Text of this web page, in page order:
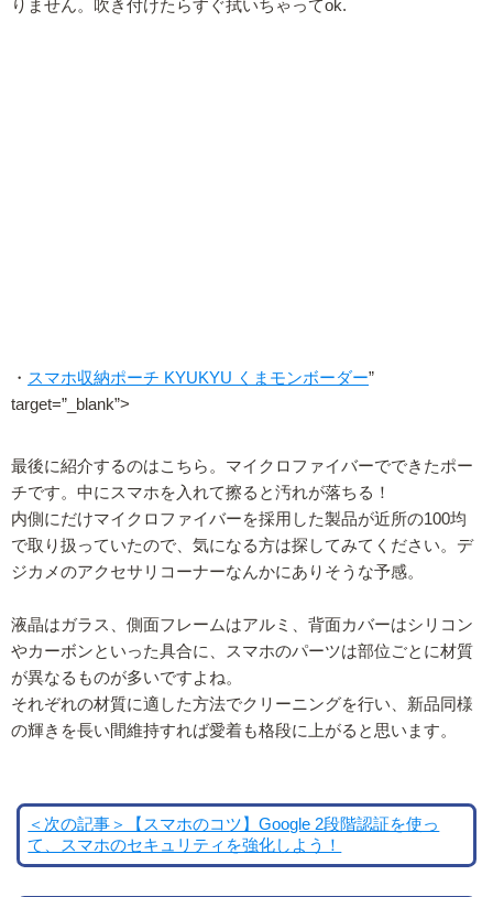
りません。吹き付けたらすぐ拭いちゃってok.
・ スマホ収納ポーチ KYUKYU くまモンボーダー”
target=”_blank”>
最後に紹介するのはこちら。マイクロファイバーでできたポー
チです。中にスマホを入れて擦ると汚れが落ちる！
内側にだけマイクロファイバーを採用した製品が近所の100均
で取り扱っていたので、気になる方は探してみてください。デ
ジカメのアクセサリコーナーなんかにありそうな予感。
液晶はガラス、側面フレームはアルミ、背面カバーはシリコン
やカーボンといった具合に、スマホのパーツは部位ごとに材質
が異なるものが多いですよね。
それぞれの材質に適した方法でクリーニングを行い、新品同様
の輝きを長い間維持すれば愛着も格段に上がると思います。
＜次の記事＞【スマホのコツ】Google 2段階認証を使っ
て、スマホのセキュリティを強化しよう！